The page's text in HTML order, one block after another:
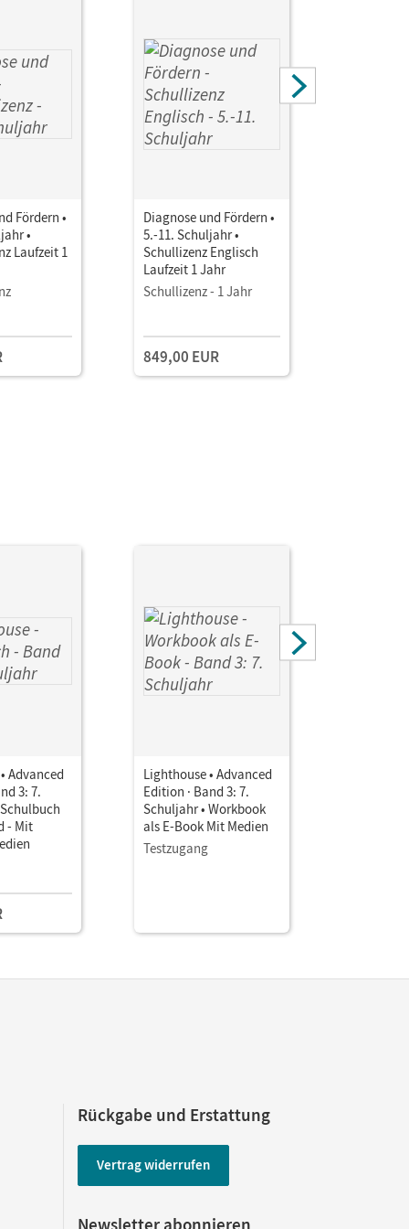
Fördern •
•
Laufzeit 1
Diagnose und Fördern •
5.-11. Schuljahr •
Schullizenz Englisch
Laufzeit 1 Jahr
Schullizenz - 1 Jahr
849,00 EUR
Advanced
3: 7.
- Mit
Lighthouse • Advanced
Edition · Band 3: 7.
Schuljahr • Workbook
als E-Book Mit Medien
Testzugang
Rückgabe und Erstattung
Vertrag widerrufen
Newsletter abonnieren